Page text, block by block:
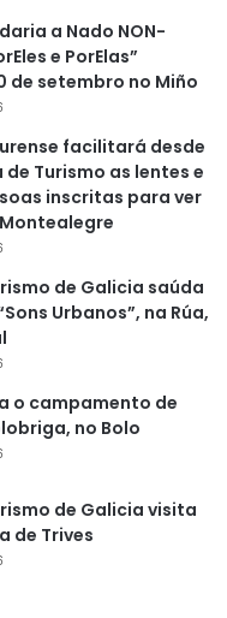
a Nado NON-
e PorElas”
de setembro no Miño
facilitará desde
de Turismo as lentes e
inscritas para ver
de Galicia saúda
Urbanos”, na Rúa,
o campamento de
no Bolo
de Galicia visita
de Trives